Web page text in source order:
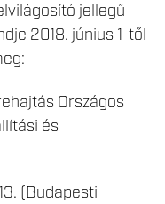
jellegű
2018. június 1-től
Országos
és
(Budapesti